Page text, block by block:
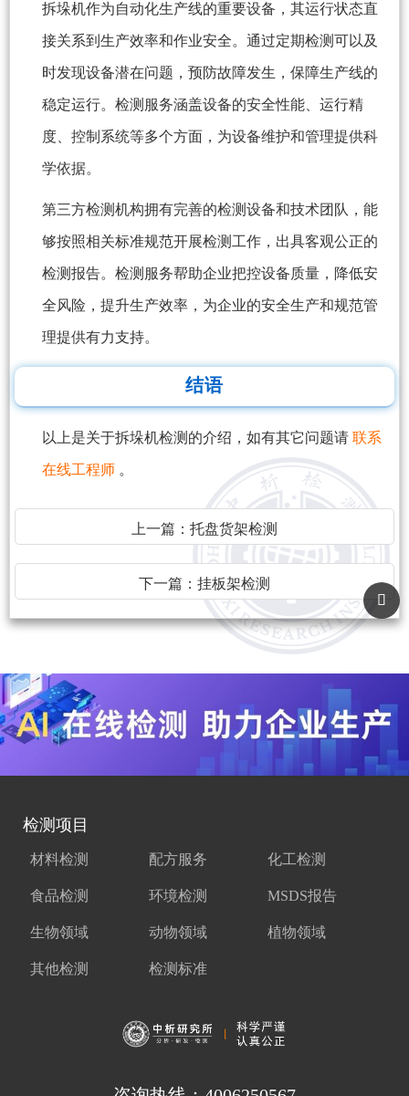
拆垛机作为自动化生产线的重要设备，其运行状态直
接关系到生产效率和作业安全。通过定期检测可以及
时发现设备潜在问题，预防故障发生，保障生产线的
稳定运行。检测服务涵盖设备的安全性能、运行精
度、控制系统等多个方面，为设备维护和管理提供科
学依据。
第三方检测机构拥有完善的检测设备和技术团队，能
够按照相关标准规范开展检测工作，出具客观公正的
检测报告。检测服务帮助企业把控设备质量，降低安
全风险，提升生产效率，为企业的安全生产和规范管
理提供有力支持。
结语
以上是关于拆垛机检测的介绍，如有其它问题请 联系
在线工程师 。
上一篇： 托盘货架检测
下一篇： 挂板架检测
检测项目
材料检测 配方服务 化工检测
食品检测 环境检测 MSDS报告
生物领域 动物领域 植物领域
其他检测 检测标准